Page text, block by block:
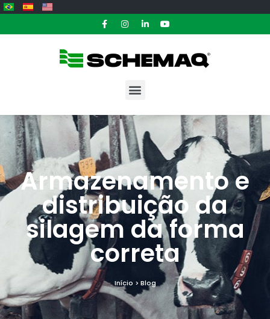
Armazenamento e
distribuição da
silagem da forma
correta
Início > Blog